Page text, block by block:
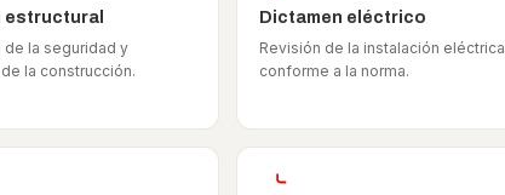
estructural
de la seguridad y
la construcción.
Dictamen eléctrico
Revisión de la instalación eléctrica
conforme a la norma.